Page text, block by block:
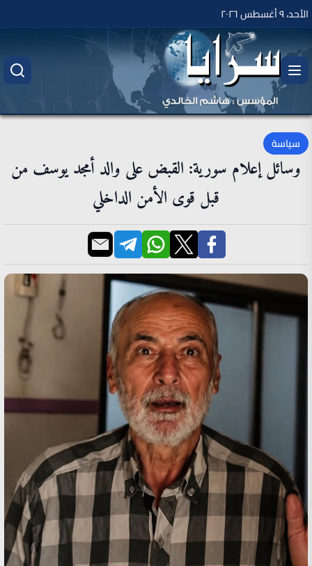
الأحد، ٩ أغسطس ٢٠٢٦
سياسة
وسائل إعلام سورية: القبض على والد أمجد يوسف من
قبل قوى الأمن الداخلي